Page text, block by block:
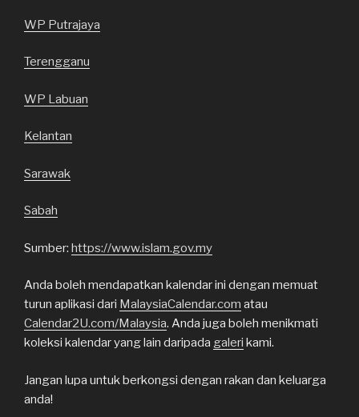
WP Putrajaya
Terengganu
WP Labuan
Kelantan
Sarawak
Sabah
Sumber: https://www.islam.gov.my
Anda boleh mendapatkan kalendar ini dengan memuat
turun aplikasi dari MalaysiaCalendar.com atau
Calendar2U.com/Malaysia. Anda juga boleh menikmati
koleksi kalendar yang lain daripada galeri kami.
Jangan lupa untuk berkongsi dengan rakan dan keluarga
anda!